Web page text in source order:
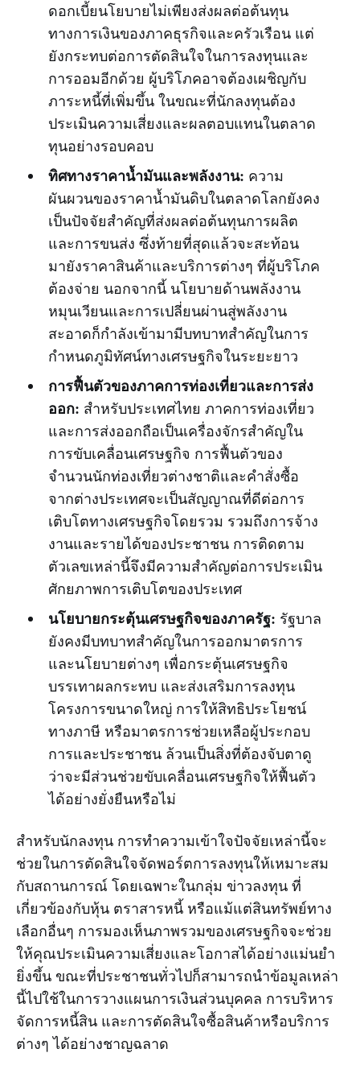
ดอกเบี้ยนโยบายไม่เพียงส่งผลต่อต้นทุน
ทางการเงินของภาคธุรกิจและครัวเรือน แต่
ยังกระทบต่อการตัดสินใจในการลงทุนและ
การออมอีกด้วย ผู้บริโภคอาจต้องเผชิญกับ
ภาระหนี้ที่เพิ่มขึ้น ในขณะที่นักลงทุนต้อง
ประเมินความเสี่ยงและผลตอบแทนในตลาด
ทุนอย่างรอบคอบ
ทิศทางราคาน้ำมันและพลังงาน: ความ
ผันผวนของราคาน้ำมันดิบในตลาดโลกยังคง
เป็นปัจจัยสำคัญที่ส่งผลต่อต้นทุนการผลิต
และการขนส่ง ซึ่งท้ายที่สุดแล้วจะสะท้อน
มายังราคาสินค้าและบริการต่างๆ ที่ผู้บริโภค
ต้องจ่าย นอกจากนี้ นโยบายด้านพลังงาน
หมุนเวียนและการเปลี่ยนผ่านสู่พลังงาน
สะอาดก็กำลังเข้ามามีบทบาทสำคัญในการ
กำหนดภูมิทัศน์ทางเศรษฐกิจในระยะยาว
การฟื้นตัวของภาคการท่องเที่ยวและการส่ง
ออก: สำหรับประเทศไทย ภาคการท่องเที่ยว
และการส่งออกถือเป็นเครื่องจักรสำคัญใน
การขับเคลื่อนเศรษฐกิจ การฟื้นตัวของ
จำนวนนักท่องเที่ยวต่างชาติและคำสั่งซื้อ
จากต่างประเทศจะเป็นสัญญาณที่ดีต่อการ
เติบโตทางเศรษฐกิจโดยรวม รวมถึงการจ้าง
งานและรายได้ของประชาชน การติดตาม
ตัวเลขเหล่านี้จึงมีความสำคัญต่อการประเมิน
ศักยภาพการเติบโตของประเทศ
นโยบายกระตุ้นเศรษฐกิจของภาครัฐ: รัฐบาล
ยังคงมีบทบาทสำคัญในการออกมาตรการ
และนโยบายต่างๆ เพื่อกระตุ้นเศรษฐกิจ
บรรเทาผลกระทบ และส่งเสริมการลงทุน
โครงการขนาดใหญ่ การให้สิทธิประโยชน์
ทางภาษี หรือมาตรการช่วยเหลือผู้ประกอบ
การและประชาชน ล้วนเป็นสิ่งที่ต้องจับตาดู
ว่าจะมีส่วนช่วยขับเคลื่อนเศรษฐกิจให้ฟื้นตัว
ได้อย่างยั่งยืนหรือไม่
สำหรับนักลงทุน การทำความเข้าใจปัจจัยเหล่านี้จะ
ช่วยในการตัดสินใจจัดพอร์ตการลงทุนให้เหมาะสม
กับสถานการณ์ โดยเฉพาะในกลุ่ม ข่าวลงทุน ที่
เกี่ยวข้องกับหุ้น ตราสารหนี้ หรือแม้แต่สินทรัพย์ทาง
เลือกอื่นๆ การมองเห็นภาพรวมของเศรษฐกิจจะช่วย
ให้คุณประเมินความเสี่ยงและโอกาสได้อย่างแม่นยำ
ยิ่งขึ้น ขณะที่ประชาชนทั่วไปก็สามารถนำข้อมูลเหล่า
นี้ไปใช้ในการวางแผนการเงินส่วนบุคคล การบริหาร
จัดการหนี้สิน และการตัดสินใจซื้อสินค้าหรือบริการ
ต่างๆ ได้อย่างชาญฉลาด